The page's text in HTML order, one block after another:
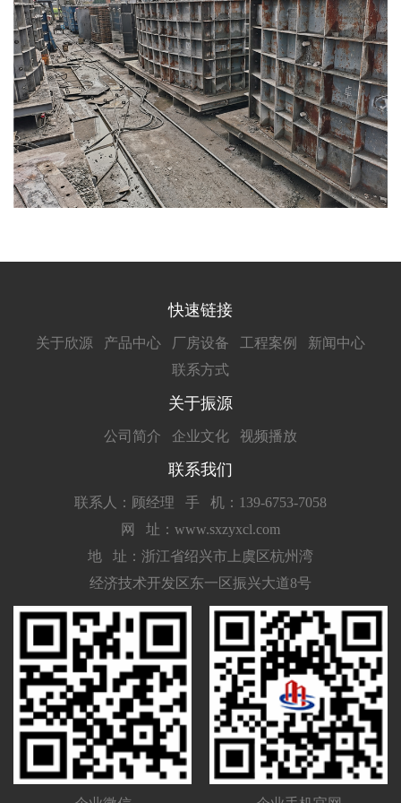
快速链接
关于欣源 产品中心 厂房设备 工程案例
新闻中心
联系方式
关于振源
公司简介 企业文化 视频播放
联系我们
联系人：顾经理
手 机：139-6753-7058
网 址：www.sxzyxcl.com
地 址：浙江省绍兴市上虞区杭州湾
经济技术开发区东一区振兴大道8号